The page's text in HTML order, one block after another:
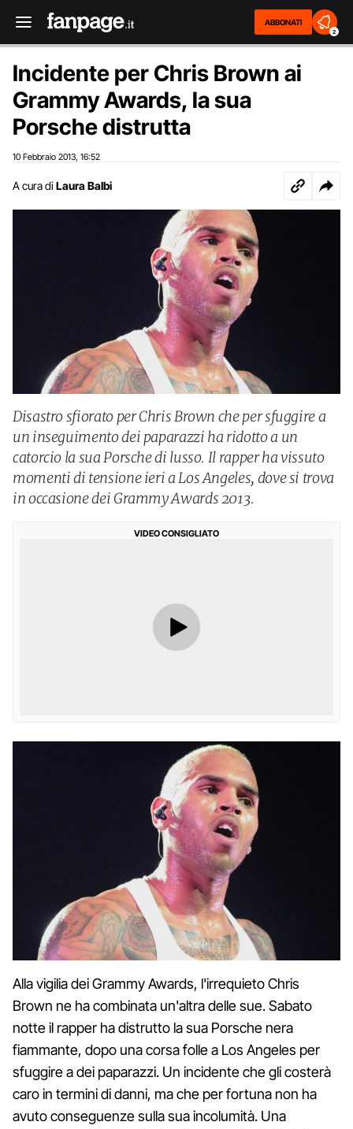
ABBONATI
2
Incidente per Chris Brown ai
Grammy Awards, la sua
Porsche distrutta
10 Febbraio 2013 16:52
A cura di Laura Balbi
Disastro sfiorato per Chris Brown che per sfuggire a
un inseguimento dei paparazzi ha ridotto a un
catorcio la sua Porsche di lusso. Il rapper ha vissuto
momenti di tensione ieri a Los Angeles, dove si trova
in occasione dei Grammy Awards 2013.
VIDEO CONSIGLIATO
Alla vigilia dei Grammy Awards, l'irrequieto Chris
Brown ne ha combinata un'altra delle sue. Sabato
notte il rapper ha distrutto la sua Porsche nera
fiammante, dopo una corsa folle a Los Angeles per
sfuggire a dei paparazzi. Un incidente che gli costerà
caro in termini di danni, ma che per fortuna non ha
avuto conseguenze sulla sua incolumità. Una